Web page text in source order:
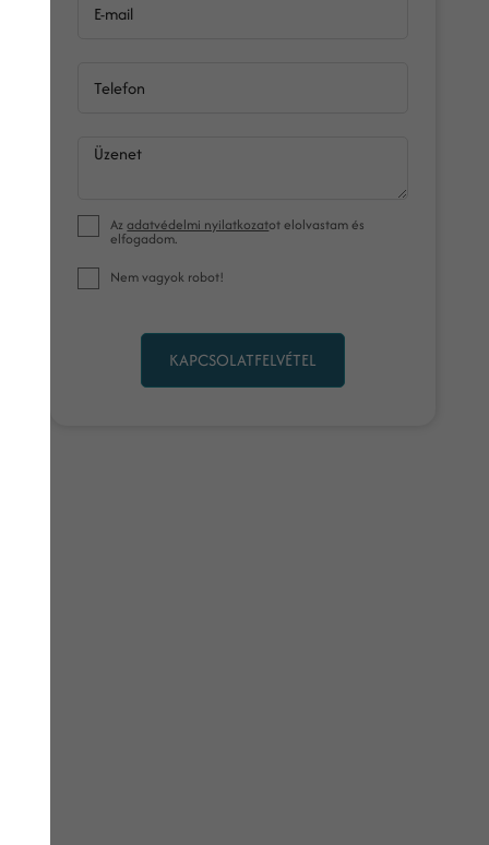
E-mail
Telefon
Üzenet
Azadatvédelmi nyilatkozatot elolvastam és
elfogadom.
Nem vagyok robot!
KAPCSOLATFELVÉTEL